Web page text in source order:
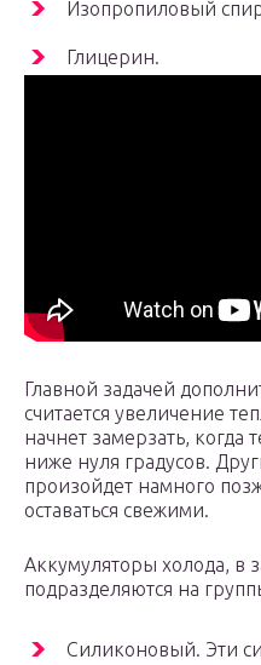
Изопропиловый
Глицерин.
Главной задачей
считается увеличение
начнет замерзать, когда
ниже нуля градусов.
произойдет намного
оставаться свежими.
Аккумуляторы холода, в
подразделяются на
Силиконовый. Эти